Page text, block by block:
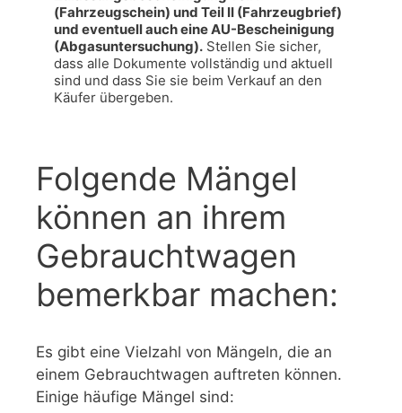
(Fahrzeugschein) und Teil II (Fahrzeugbrief)
und eventuell auch eine AU-Bescheinigung
(Abgasuntersuchung). Stellen Sie sicher,
dass alle Dokumente vollständig und aktuell
sind und dass Sie sie beim Verkauf an den
Käufer übergeben.
Folgende Mängel
können an ihrem
Gebrauchtwagen
bemerkbar machen:
Es gibt eine Vielzahl von Mängeln, die an
einem Gebrauchtwagen auftreten können.
Einige häufige Mängel sind: